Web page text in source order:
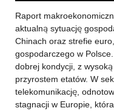
Raport
aktualną sytuację
Chinach oraz strefie
gospodarczego w
dobrej kondycji, z
przyrostem etatów. W
telekomunikację,
stagnacji w Europie,